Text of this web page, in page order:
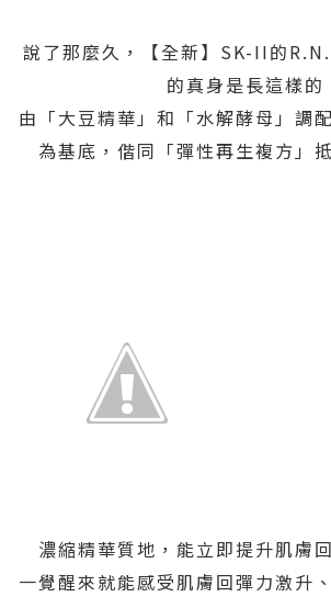
說了那麼久，【全新】SK-II的
的真身是長這樣的
由「大豆精華」和「水解酵母」調
為基底，偕同「彈性再生複方」
濃縮精華質地，能立即提升肌膚
一覺醒來就能感受肌膚回彈力激升